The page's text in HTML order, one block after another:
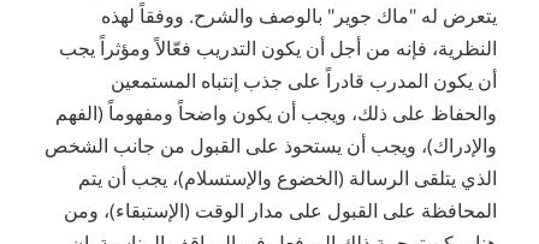
يتعرض له "ماك جوير" بالوصف والشرح. ووفقاً لهذه
النظرية، فإنه من أجل أن يكون التدريب فعّالاً ومؤثراً يجب
أن يكون المدرب قادراً على جذب إنتباه المستمعين
والحفاظ على ذلك، ويجب أن يكون واضحاً ومفهوماً (الفهم
والإدراك)، ويجب أن يستحوذ على القبول من جانب الشخص
الذي يتلقى الرسالة (الخضوع والإستسلام)، يجب أن يتم
المحافظة على القبول على مدار الوقت (الإستبقاء)، ومن